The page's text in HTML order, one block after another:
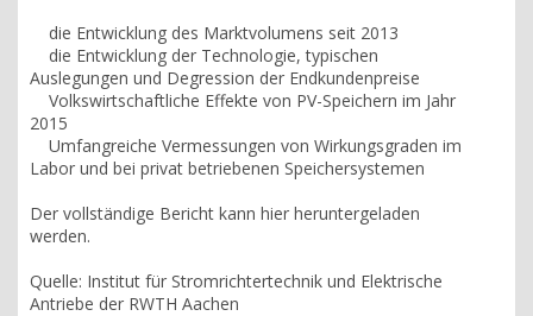
die Entwicklung des Marktvolumens seit 2013
die Entwicklung der Technologie, typischen
Auslegungen und Degression der Endkundenpreise
Volkswirtschaftliche Effekte von PV-Speichern im Jahr
2015
Umfangreiche Vermessungen von Wirkungsgraden im
Labor und bei privat betriebenen Speichersystemen
Der vollständige Bericht kann hier heruntergeladen
werden.
Quelle: Institut für Stromrichtertechnik und Elektrische
Antriebe der RWTH Aachen